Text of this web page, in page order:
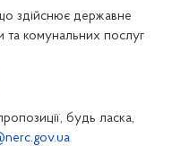
що здійснює державне
та комунальних послуг
будь ласка,